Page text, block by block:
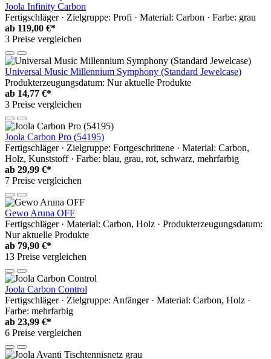
Joola Infinity Carbon
Fertigschläger · Zielgruppe: Profi · Material: Carbon · Farbe: grau
ab 119,00 €*
3 Preise vergleichen
Universal Music Millennium Symphony (Standard Jewelcase)
Produkterzeugungsdatum: Nur aktuelle Produkte
ab 14,77 €*
3 Preise vergleichen
Joola Carbon Pro (54195)
Fertigschläger · Zielgruppe: Fortgeschrittene · Material: Carbon,
Holz, Kunststoff · Farbe: blau, grau, rot, schwarz, mehrfarbig
ab 29,99 €*
7 Preise vergleichen
Gewo Aruna OFF
Fertigschläger · Material: Carbon, Holz · Produkterzeugungsdatum:
Nur aktuelle Produkte
ab 79,90 €*
13 Preise vergleichen
Joola Carbon Control
Fertigschläger · Zielgruppe: Anfänger · Material: Carbon, Holz ·
Farbe: mehrfarbig
ab 23,99 €*
6 Preise vergleichen